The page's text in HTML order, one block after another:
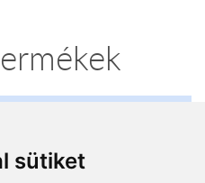
sütiket